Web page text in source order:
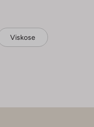
Viskose